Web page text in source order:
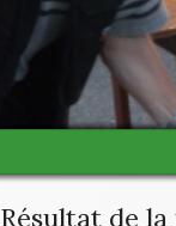
Résultat de